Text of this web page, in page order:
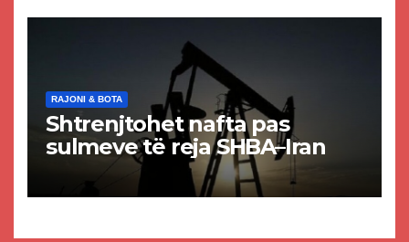
RAJONI & BOTA
Shtrenjtohet nafta pas
sulmeve të reja SHBA–Iran